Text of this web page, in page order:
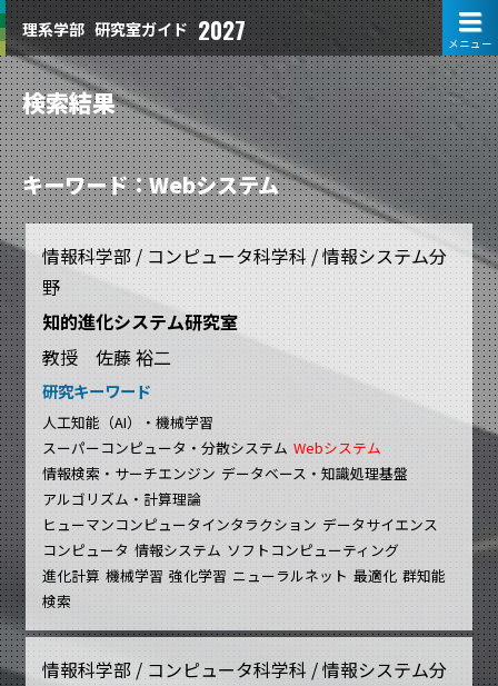
理系学部 研究室ガイド 2027
検索結果
キーワード：Webシステム
情報科学部 / コンピュータ科学科 / 情報システム分
野
知的進化システム研究室
教授 佐藤 裕二
研究キーワード
人工知能（AI）・機械学習
スーパーコンピュータ・分散システム Webシステム
情報検索・サーチエンジン データベース・知識処理基盤
アルゴリズム・計算理論
ヒューマンコンピュータインタラクション データサイエンス
コンピュータ 情報システム ソフトコンピューティング
進化計算 機械学習 強化学習 ニューラルネット 最適化 群知能
検索
情報科学部 / コンピュータ科学科 / 情報システム分
メニュー